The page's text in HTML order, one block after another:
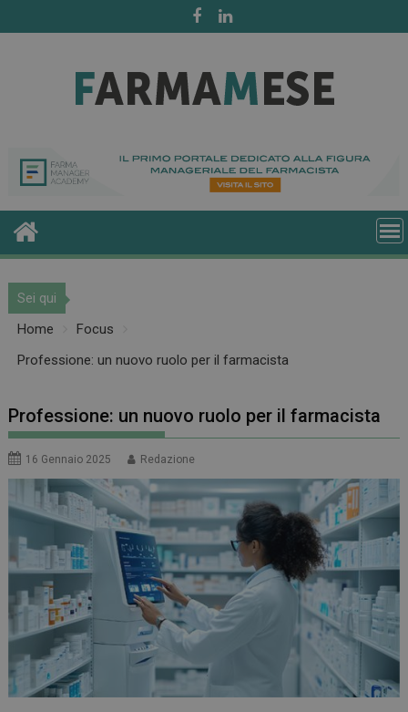
to
Sei qui
Home
Focus
Professione: un nuovo ruolo per il farmacista
Professione: un nuovo ruolo per il farmacista
16 Gennaio 2025 Redazione